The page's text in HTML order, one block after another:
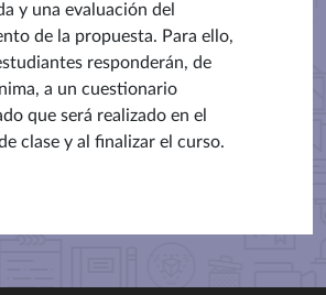
y una evaluación del
de la propuesta. Para ello,
responderán, de
a un cuestionario
que será realizado en el
clase y al finalizar el curso.